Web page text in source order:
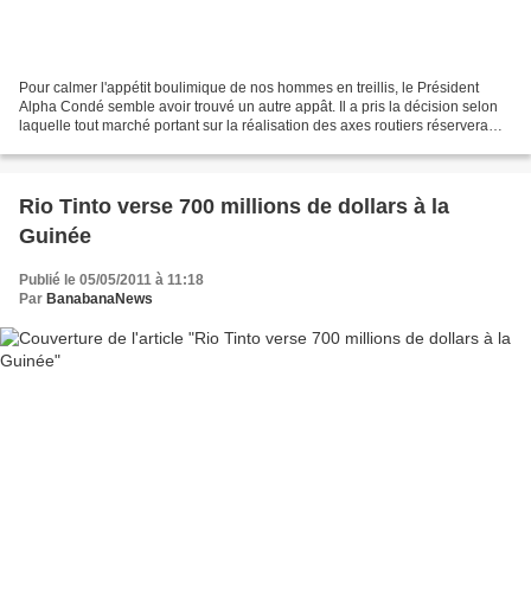
Pour calmer l'appétit boulimique de nos hommes en treillis, le Président
Alpha Condé semble avoir trouvé un autre appât. Il a pris la décision selon
laquelle tout marché portant sur la réalisation des axes routiers réservera
Rio Tinto verse 700 millions de dollars à la
Guinée
Publié le 05/05/2011 à 11:18
Par BanabanaNews